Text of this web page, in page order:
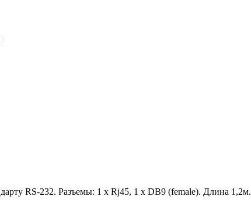
RS-232. Разъемы: 1 x Rj45, 1 x DB9 (female). Длина 1,2м.